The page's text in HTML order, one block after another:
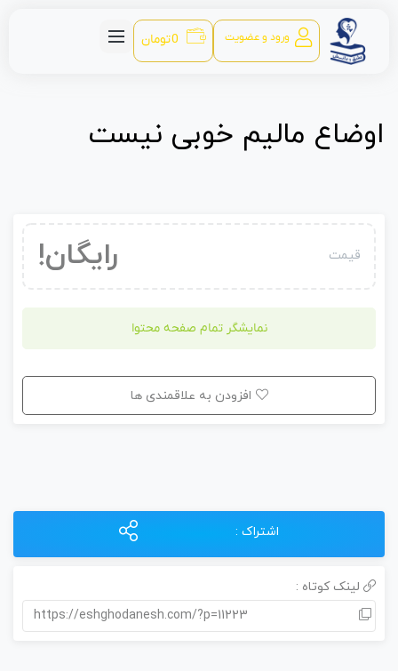
ورود و عضویت 0 تومان
اوضاع مالیم خوبی نیست
قیمت رایگان!
نمایشگر تمام صفحه محتوا
افزودن به علاقمندی ها
اشتراک :
لینک کوتاه :
https://eshghodanesh.com/?p=11223